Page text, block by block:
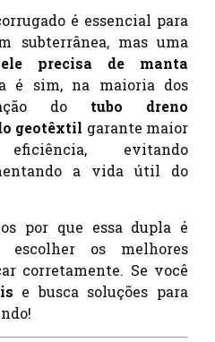
é essencial para
subterrânea, mas uma
ele precisa de manta
é sim, na maioria dos
do tubo dreno
geotêxtil garante maior
evitando
a vida útil do
por que essa dupla é
escolher os melhores
corretamente. Se você
e busca soluções para